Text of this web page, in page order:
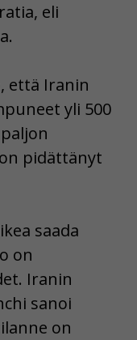
eli
että Iranin
yli 500
pidättänyt
saada
on
Iranin
sanoi
on